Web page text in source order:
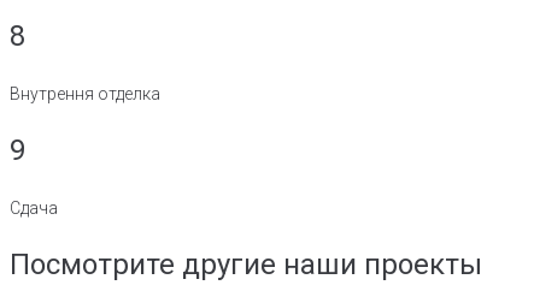
8
Внутрення отделка
9
Сдача
Посмотрите другие наши проекты